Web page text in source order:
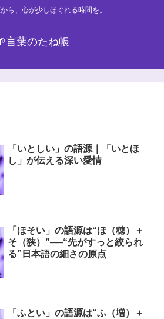
ら、心が少しほぐれる時間を。
言葉のたね帳
「いとしい」の語源｜「いとほ
し」が伝える深い愛情
「ほそい」の語源は“ほ（穂）＋
そ（狭）”──“先がすっと絞られ
る”日本語の細さの原点
「ふとい」の語源は“ふ（増）＋